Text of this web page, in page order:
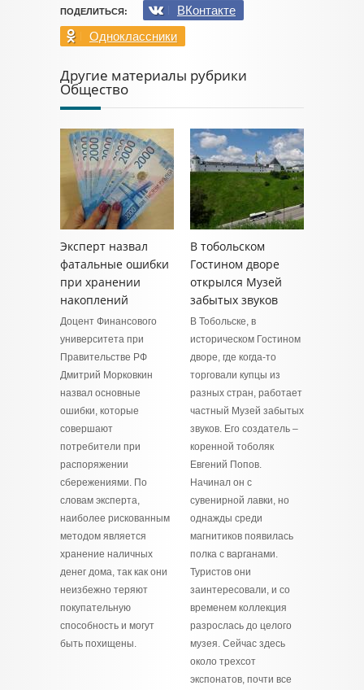
ПОДЕЛИТЬСЯ:
ВКонтакте
Одноклассники
Другие материалы рубрики
Общество
Эксперт назвал
фатальные ошибки
при хранении
накоплений
Доцент Финансового
университета при
Правительстве РФ
Дмитрий Морковкин
назвал основные
ошибки, которые
совершают
потребители при
распоряжении
сбережениями. По
словам эксперта,
наиболее рискованным
методом является
хранение наличных
денег дома, так как они
неизбежно теряют
покупательную
способность и могут
быть похищены.
В тобольском
Гостином дворе
открылся Музей
забытых звуков
В Тобольске, в
историческом Гостином
дворе, где когда-то
торговали купцы из
разных стран, работает
частный Музей забытых
звуков. Его создатель –
коренной тоболяк
Евгений Попов.
Начинал он с
сувенирной лавки, но
однажды среди
магнитиков появилась
полка с варганами.
Туристов они
заинтересовали, и со
временем коллекция
разрослась до целого
музея. Сейчас здесь
около трехсот
экспонатов, почти все